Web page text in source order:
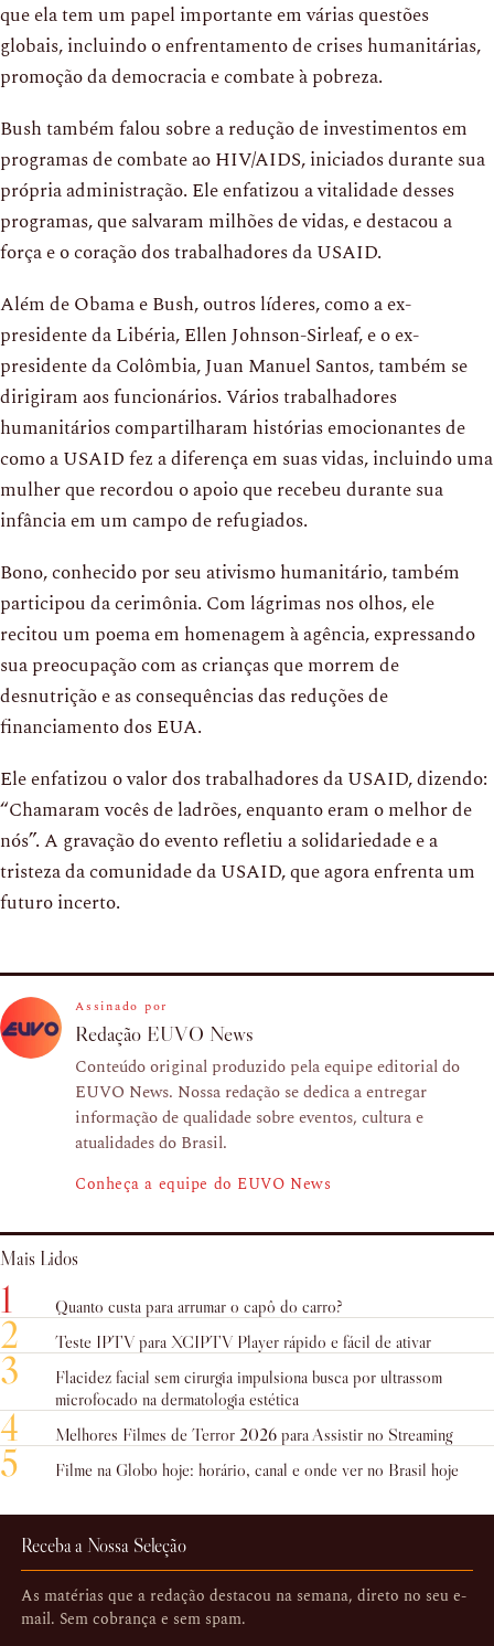
que ela tem um papel importante em várias questões
globais, incluindo o enfrentamento de crises humanitárias,
promoção da democracia e combate à pobreza.
Bush também falou sobre a redução de investimentos em
programas de combate ao HIV/AIDS, iniciados durante sua
própria administração. Ele enfatizou a vitalidade desses
programas, que salvaram milhões de vidas, e destacou a
força e o coração dos trabalhadores da USAID.
Além de Obama e Bush, outros líderes, como a ex-
presidente da Libéria, Ellen Johnson-Sirleaf, e o ex-
presidente da Colômbia, Juan Manuel Santos, também se
dirigiram aos funcionários. Vários trabalhadores
humanitários compartilharam histórias emocionantes de
como a USAID fez a diferença em suas vidas, incluindo uma
mulher que recordou o apoio que recebeu durante sua
infância em um campo de refugiados.
Bono, conhecido por seu ativismo humanitário, também
participou da cerimônia. Com lágrimas nos olhos, ele
recitou um poema em homenagem à agência, expressando
sua preocupação com as crianças que morrem de
desnutrição e as consequências das reduções de
financiamento dos EUA.
Ele enfatizou o valor dos trabalhadores da USAID, dizendo:
“Chamaram vocês de ladrões, enquanto eram o melhor de
nós”. A gravação do evento refletiu a solidariedade e a
tristeza da comunidade da USAID, que agora enfrenta um
futuro incerto.
Assinado por
Redação EUVO News
Conteúdo original produzido pela equipe editorial do
EUVO News. Nossa redação se dedica a entregar
informação de qualidade sobre eventos, cultura e
atualidades do Brasil.
Conheça a equipe do EUVO News
Mais Lidos
1 Quanto custa para arrumar o capô do carro?
2 Teste IPTV para XCIPTV Player rápido e fácil de ativar
3
Flacidez facial sem cirurgia impulsiona busca por ultrassom
microfocado na dermatologia estética
4 Melhores Filmes de Terror 2026 para Assistir no Streaming
5 Filme na Globo hoje: horário, canal e onde ver no Brasil hoje
Receba a Nossa Seleção
As matérias que a redação destacou na semana, direto no seu e-
mail. Sem cobrança e sem spam.